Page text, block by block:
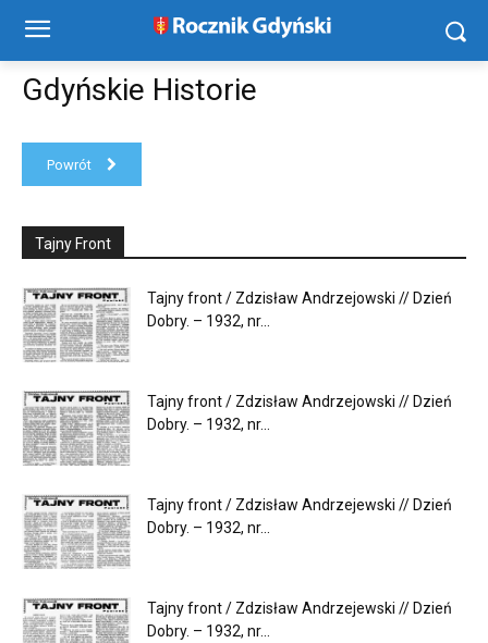
Gdyńskie Historie
Powrót
Tajny Front
Tajny front / Zdzisław Andrzejowski // Dzień
Dobry. – 1932, nr...
Tajny front / Zdzisław Andrzejowski // Dzień
Dobry. – 1932, nr...
Tajny front / Zdzisław Andrzejewski // Dzień
Dobry. – 1932, nr...
Tajny front / Zdzisław Andrzejewski // Dzień
Dobry. – 1932, nr...